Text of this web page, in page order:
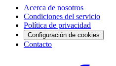
Acerca de nosotros
Condiciones del servicio
Política de privacidad
Configuración de cookies
Contacto